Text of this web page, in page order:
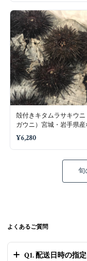
殻付きキタムラサキウニ
ガウニ）宮城・岩手県産
5個（1個80〜100g）冷蔵
¥6,280
旬
よくあるご質問
Q1. 配送日時の指